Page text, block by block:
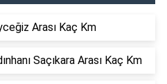
Arası Kaç Km
Saçıkara Arası Kaç Km